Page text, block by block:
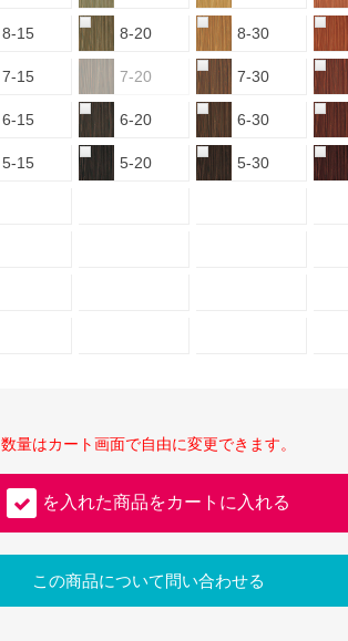
8-15 8-20 8-30
7-15 7-20 7-30
6-15 6-20 6-30
5-15 5-20 5-30
数量はカート画面で自由に変更できます。
を入れた商品をカートに入れる
この商品について問い合わせる